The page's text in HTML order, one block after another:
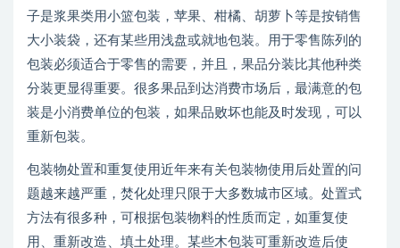
子是浆果类用小篮包装，苹果、柑橘、胡萝卜等是按销售
大小装袋，还有某些用浅盘或就地包装。用于零售陈列的
包装必须适合于零售的需要，并且，果品分装比其他种类
分装更显得重要。很多果品到达消费市场后，最满意的包
装是小消费单位的包装，如果品败坏也能及时发现，可以
重新包装。
包装物处置和重复使用近年来有关包装物使用后处置的问
题越来越严重，焚化处理只限于大多数城市区域。处置式
方法有很多种，可根据包装物料的性质而定，如重复使
用、重新改造、填土处理。某些木包装可重新改造后使